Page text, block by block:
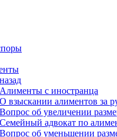
назад
Алименты с иностранца
О взыскании алиментов за
Вопрос об увеличении
Семейный адвокат по
Вопрос об уменьшении